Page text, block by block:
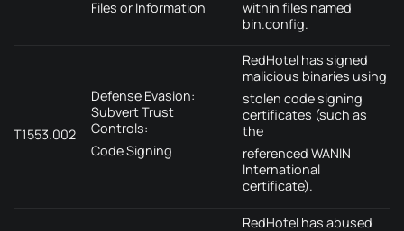
Files or Information
within files named
bin.config.
T1553.002
Defense Evasion:
Subvert Trust
Controls:
Code Signing
RedHotel has signed
malicious binaries using
stolen code signing
certificates (such as
the
referenced WANIN
International
certificate).
RedHotel has abused